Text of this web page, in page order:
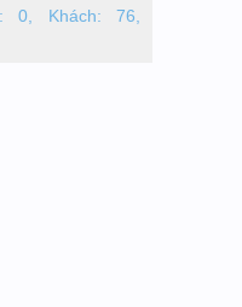
0, Khách: 76,